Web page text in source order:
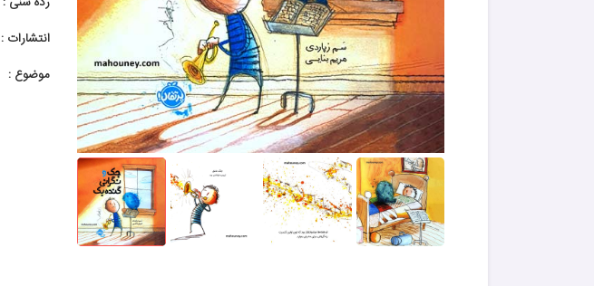
انتشارات :
موضوع :